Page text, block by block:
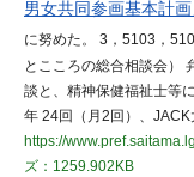
男女共同参画基本計
に努めた。 3，5103，
とこころの総合相談会）
談と、精神保健福祉士等
年 24回（月2回）、JACK
https://
ズ：1259.902KB